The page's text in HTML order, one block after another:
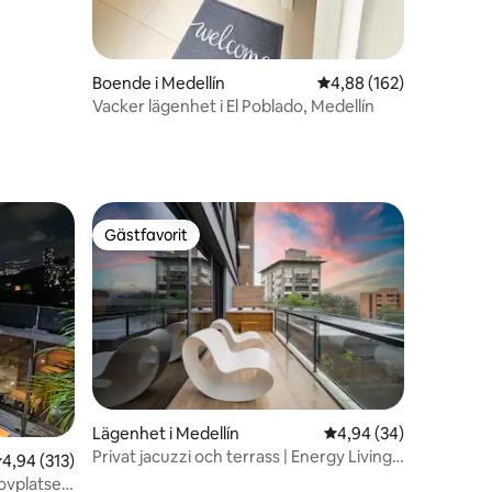
Boende i Medellín 4,88 av 5 i
4,88 (162)
Vacker lägenhet i El Poblado, Medellín
av 5 i genomsnittligt betyg, 313 omdömen
4,94 (313)
Gästfavorit
Gästfavorit
Lägenhet i Medellín 4,94 av 5 i
4,94 (34)
Privat jacuzzi och terrass | Energy Living